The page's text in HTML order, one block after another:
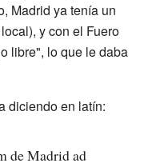
Madrid ya tenía un
y con el Fuero
libre", lo que le daba
diciendo en latín:
de Madrid ad